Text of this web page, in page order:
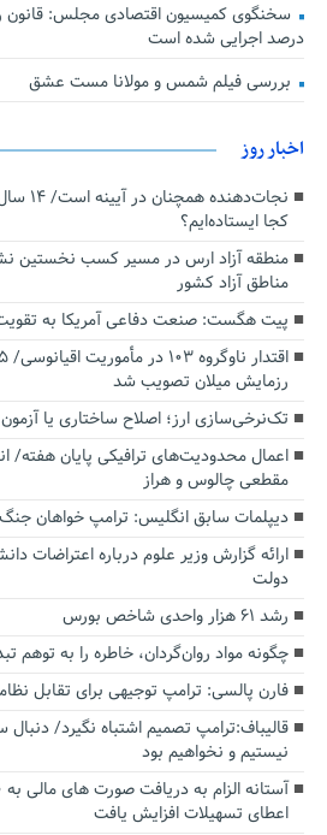
درصد اجرایی شده است
بررسی فیلم شمس و مولانا مست عشق
اخبار روز
کجا ایستاده‌ایم؟
منطقه آزاد ارس در مسیر کسب نخستین
مناطق آزاد کشور
پیت هگست: صنعت دفاعی آمریکا به تقویت
رزمایش میلان تصویب شد
تک‌نرخی‌سازی ارز؛ اصلاح ساختاری یا
اعمال محدودیت‌های ترافیکی پایان هفته/
مقطعی چالوس و هراز
دیپلمات سابق انگلیس:‌ ترامپ خواهان
ارائه گزارش وزیر علوم درباره اعتراضات
دولت
رشد ۶۱ هزار واحدی شاخص بورس
چگونه مواد روان‌گردان، خاطره را به توهم
فارن پالسی: ترامپ توجیهی برای تقابل
قالیباف:ترامپ تصمیم اشتباه نگیرد/
نیستیم و نخواهیم بود
اعطای تسهیلات افزایش یافت